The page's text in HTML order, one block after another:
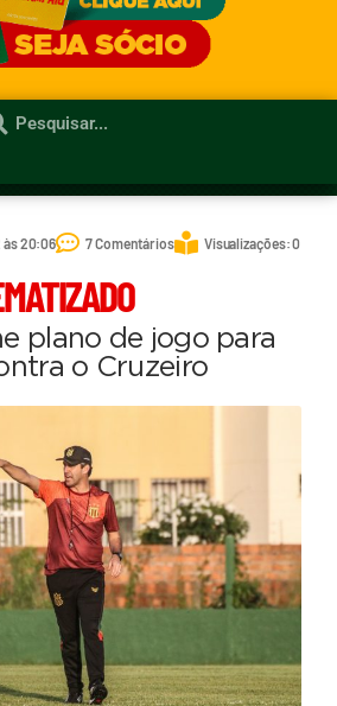
às 20:06 7 Comentários Visualizações: 0
plano de jogo para
o Cruzeiro